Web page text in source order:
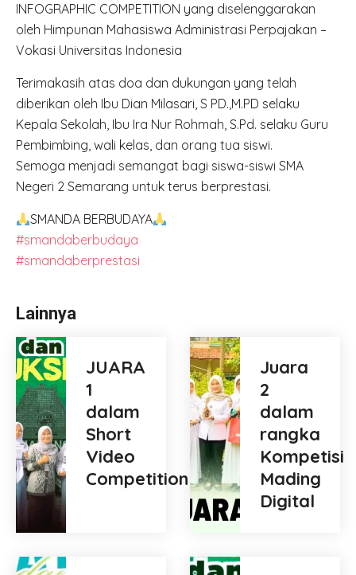
INFOGRAPHIC COMPETITION yang diselenggarakan
oleh Himpunan Mahasiswa Administrasi Perpajakan –
Vokasi Universitas Indonesia
Terimakasih atas doa dan dukungan yang telah
diberikan oleh Ibu Dian Milasari, S PD.,M.PD selaku
Kepala Sekolah, Ibu Ira Nur Rohmah, S.Pd. selaku Guru
Pembimbing, wali kelas, dan orang tua siswi.
Semoga menjadi semangat bagi siswa-siswi SMA
Negeri 2 Semarang untuk terus berprestasi.
SMANDA BERBUDAYA
#smandaberbudaya
#smandaberprestasi
Lainnya
JUARA
1
dalam
Short
Video
Competition
Juara
2
dalam
rangka
Kompetisi
Mading
Digital